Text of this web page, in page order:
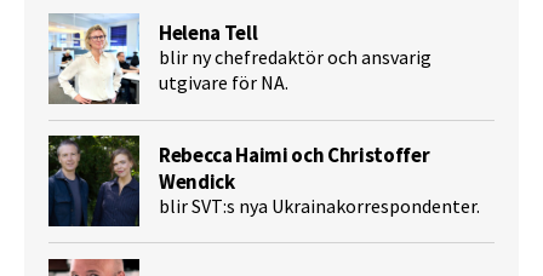
Helena Tell
blir ny chefredaktör och ansvarig
utgivare för NA.
Rebecca Haimi och Christoffer
Wendick
blir SVT:s nya Ukrainakorrespondenter.